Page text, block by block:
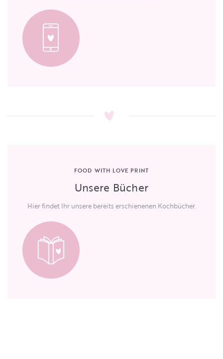
FOOD WITH LOVE PRINT
Unsere Bücher
Hier findet Ihr unsere bereits erschienenen Kochbücher.